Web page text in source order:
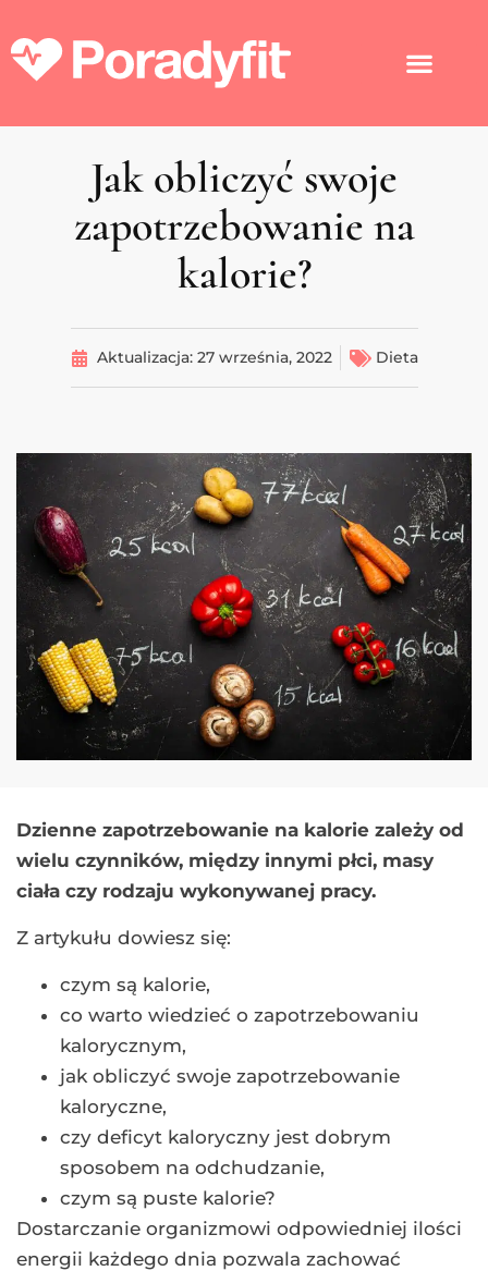
Jak obliczyć swoje
zapotrzebowanie na
kalorie?
Aktualizacja: 27 września, 2022 Dieta
Dzienne zapotrzebowanie na kalorie zależy od
wielu czynników, między innymi płci, masy
ciała czy rodzaju wykonywanej pracy.
Z artykułu dowiesz się:
czym są kalorie,
co warto wiedzieć o zapotrzebowaniu
kalorycznym,
jak obliczyć swoje zapotrzebowanie
kaloryczne,
czy deficyt kaloryczny jest dobrym
sposobem na odchudzanie,
czym są puste kalorie?
Dostarczanie organizmowi odpowiedniej ilości
energii każdego dnia pozwala zachować